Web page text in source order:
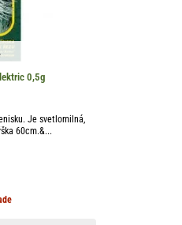
0,5g
Je svetlomilná,
60cm.&...